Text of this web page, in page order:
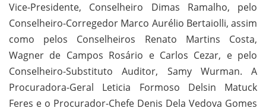
Vice-Presidente, Conselheiro Dimas Ramalho, pelo
Conselheiro-Corregedor Marco Aurélio Bertaiolli, assim
como pelos Conselheiros Renato Martins Costa,
Wagner de Campos Rosário e Carlos Cezar, e pelo
Conselheiro-Substituto Auditor, Samy Wurman. A
Procuradora-Geral Leticia Formoso Delsin Matuck
Feres e o Procurador-Chefe Denis Dela Vedova Gomes